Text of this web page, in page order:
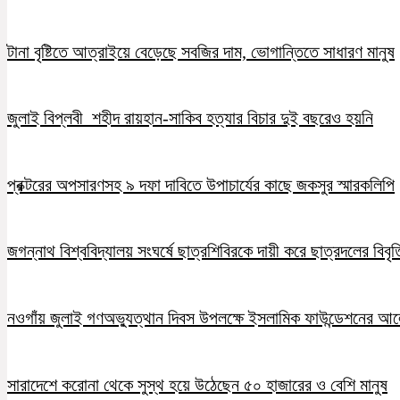
টানা বৃষ্টিতে আত্রাইয়ে বেড়েছে সবজির দাম, ভোগান্তিতে সাধারণ মানুষ
জুলাই বিপ্লবী শহীদ রায়হান-সাকিব হত্যার বিচার দুই বছরেও হয়নি
প্রক্টরের অপসারণসহ ৯ দফা দাবিতে উপাচার্যের কাছে জকসুর স্মারকলিপি
জগন্নাথ বিশ্ববিদ্যালয় সংঘর্ষে ছাত্রশিবিরকে দায়ী করে ছাত্রদলের
নওগাঁয় জুলাই গণঅভ্যুত্থান দিবস উপলক্ষে ইসলামিক ফাউন্ডেশনের
সারাদেশে করোনা থেকে সুস্থ হয়ে উঠেছেন ৫০ হাজারের ও বেশি মানুষ